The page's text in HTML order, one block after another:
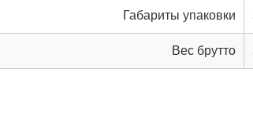
Габариты упаковки
Вес брутто